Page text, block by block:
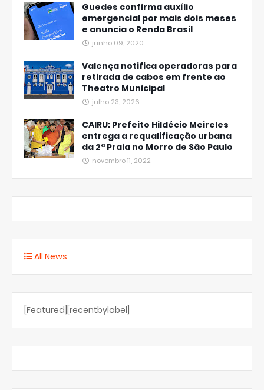
Guedes confirma auxílio
emergencial por mais dois meses
e anuncia o Renda Brasil
junho 09, 2020
Valença notifica operadoras para
retirada de cabos em frente ao
Theatro Municipal
julho 23, 2026
CAIRU: Prefeito Hildécio Meireles
entrega a requalificação urbana
da 2ª Praia no Morro de São Paulo
novembro 11, 2022
All News
[Featured][recentbylabel]